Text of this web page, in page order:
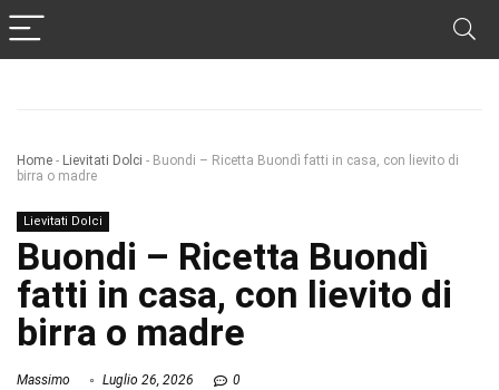
Home - Lievitati Dolci - Buondi – Ricetta Buondì fatti in casa, con lievito di
birra o madre
Lievitati Dolci
Buondi – Ricetta Buondì
fatti in casa, con lievito di
birra o madre
Massimo Luglio 26, 2026 0